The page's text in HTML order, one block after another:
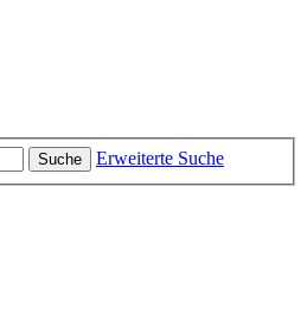
Suche
Erweiterte Suche